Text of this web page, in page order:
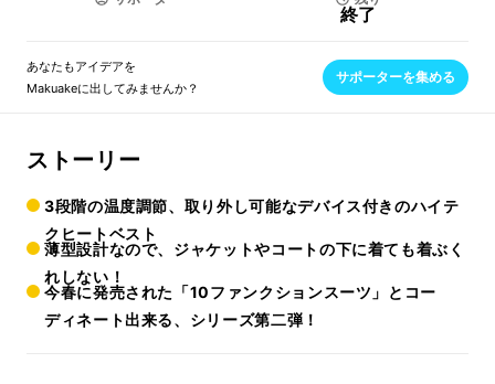
終了
あなたもアイデアを
Makuakeに出してみませんか？
サポーターを集める
ストーリー
3段階の温度調節、取り外し可能なデバイス付きのハイテ
クヒートベスト
薄型設計なので、ジャケットやコートの下に着ても着ぶく
れしない！
今春に発売された「10ファンクションスーツ」とコー
ディネート出来る、シリーズ第二弾！